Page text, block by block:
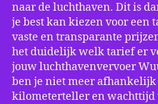
naar de luchthaven. Dit is
je best kan kiezen voor een
vaste en transparante
het duidelijk welk tarief er
jouw luchthavenvervoer
ben je niet meer afhankelijk
kilometerteller en wachttijd